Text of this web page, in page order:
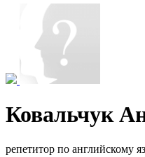
Ковальчук
репетитор по английскому